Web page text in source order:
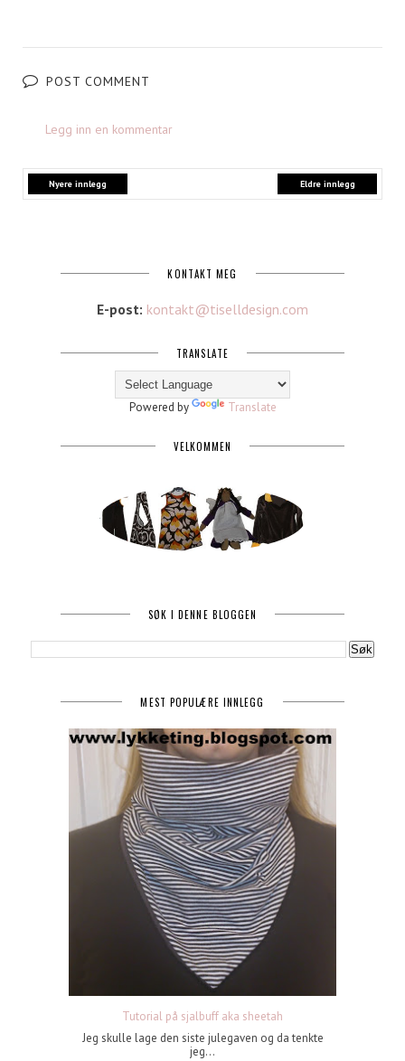
POST COMMENT
Legg inn en kommentar
Nyere innlegg Eldre innlegg
KONTAKT MEG
E-post: kontakt@tiselldesign.com
TRANSLATE
Powered by Translate
VELKOMMEN
SØK I DENNE BLOGGEN
MEST POPULÆRE INNLEGG
Tutorial på sjalbuff aka sheetah
Jeg skulle lage den siste julegaven og da tenkte
jeg...